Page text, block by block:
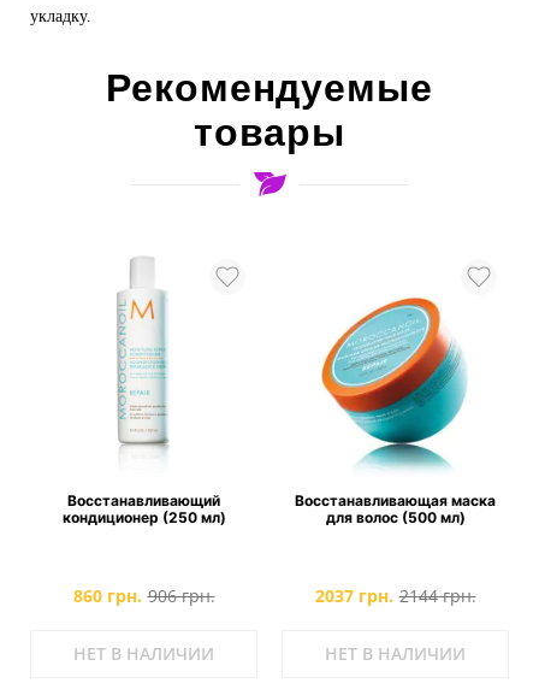
укладку.
Рекомендуемые
товары
Восстанавливающий
кондиционер (250 мл)
860 грн. 906 грн.
НЕТ В НАЛИЧИИ
Восстанавливающая маска
для волос (500 мл)
2037 грн. 2144 грн.
НЕТ В НАЛИЧИИ